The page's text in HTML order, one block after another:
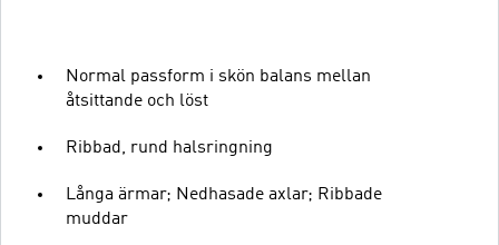
Normal passform i skön balans mellan
åtsittande och löst
Ribbad, rund halsringning
Långa ärmar; Nedhasade axlar; Ribbade
muddar